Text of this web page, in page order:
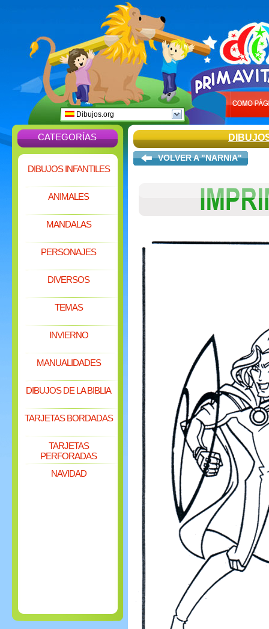
Dibujos.org
CATEGORÍAS
DIBUJOS INFANTILES
ANIMALES
MANDALAS
PERSONAJES
DIVERSOS
TEMAS
INVIERNO
MANUALIDADES
DIBUJOS DE LA BIBLIA
TARJETAS BORDADAS
TARJETAS
PERFORADAS
NAVIDAD
VOLVER A "NARNIA"